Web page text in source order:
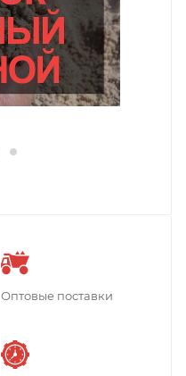
Оптовые поставки